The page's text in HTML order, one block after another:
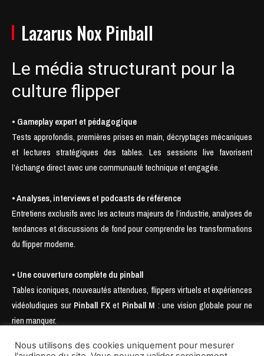
Lazarus Nox Pinball
Le média structurant pour la
culture flipper
• Gameplay expert et pédagogique
Tests approfondis, premières prises en main, décryptages mécaniques
et lectures stratégiques des tables. Les sessions live favorisent
l’échange direct avec une communauté technique et engagée.
• Analyses, interviews et podcasts de référence
Entretiens exclusifs avec les acteurs majeurs de l’industrie, analyses de
tendances et discussions de fond pour comprendre les transformations
du flipper moderne.
• Une couverture complète du pinball
Tables iconiques, nouveautés attendues, flippers virtuels et expériences
vidéoludiques sur Pinball FXet Pinball M : une vision globale pour ne
rien manquer.
Nous utilisons des cookies uniquement pour mesurer